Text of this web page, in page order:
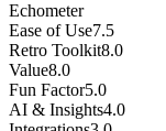
Echometer
Ease of Use7.5
Retro Toolkit8.0
Value8.0
Fun Factor5.0
AI & Insights4.0